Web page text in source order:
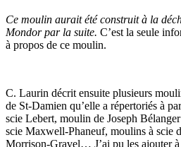
Ce moulin aurait été construit à la
Mondor par la suite. C’est la seule
à propos de ce moulin.
C. Laurin décrit ensuite plusieurs
de St-Damien qu’elle a répertoriés à
scie Lebert, moulin de Joseph
scie Maxwell-Phaneuf, moulins à scie
Morrison-Gravel… J’ai pu les ajouter à